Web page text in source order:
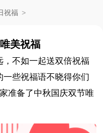
祝福 >
美祝福
，不如一起送双倍祝福
些祝福语不晓得你们
准备了中秋国庆双节唯